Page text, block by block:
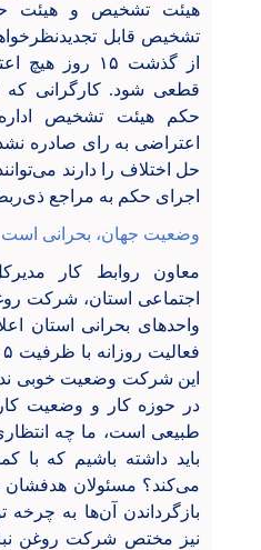
هیئت تشخیص و هیئت
تشخیص قابل
از گذشت ۱۵
حکم هیئت تشخیص
اعتراضی به رای صادره
حل اختلاف را دارند
اجرای حکم به مراجع
وضعیت جهان، بحرانی است
معاون روابط کار
اجتماعی استان، شرکت
واحدهای بحرانی استان
این شرکت وضعیت خوبی
در حوزه کار و وضعیت
طبیعی است، ما چه
باید داشته باشیم که با
می‌کند؟ مسئولان هدفشان
بازگرداندن آن‌ها به
نیز مختص شرکت روغن